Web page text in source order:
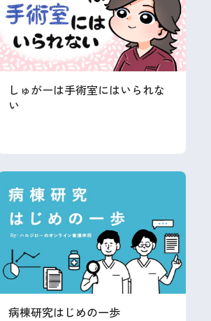
しゅがーは手術室にはいられな
い
病棟研究はじめの一歩